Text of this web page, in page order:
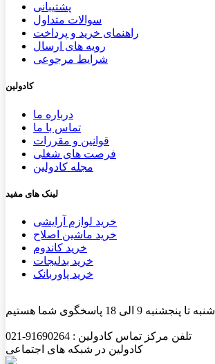
پشتیب​​انی
سوالات متداول
راهنمای خرید و پرداخت
رویه های ارسال
شرایط مرجوعی
کادولین
درباره ما
تماس با ما
قوانین و مقررات
فرصت های شغلی
مجله کادولین
لینک های مفید
خرید لوازم آرایشی
خرید ماشین اصلاح
خرید کاندوم
خرید بدلیجات
خرید پاوربانک
شنبه تا پنجشنبه 9 الی 18 پاسخگوی شما هستیم
تلفن مرکز تماس کادولین : 91690264-021
کادولین در شبکه های اجتماعی